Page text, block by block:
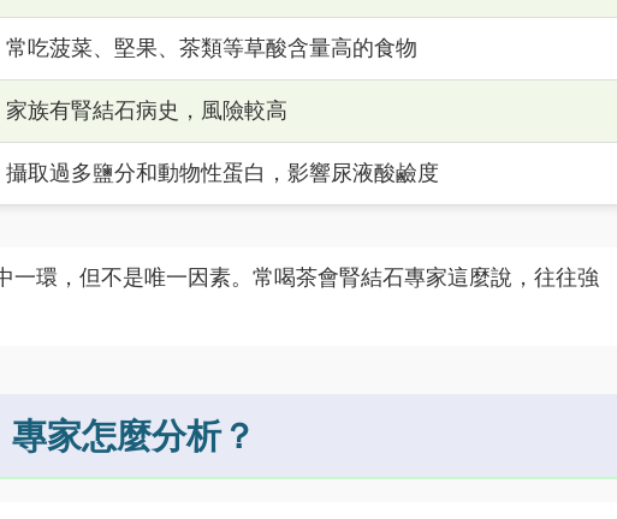
常吃菠菜、堅果、茶類等草酸含量高的食物
家族有腎結石病史，風險較高
攝取過多鹽分和動物性蛋白，影響尿液酸鹼度
一環，但不是唯一因素。常喝茶會腎結石專家這麼說，往往強
家怎麼分析？